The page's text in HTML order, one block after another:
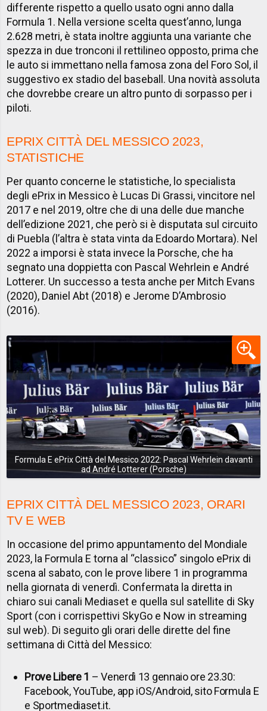
differente rispetto a quello usato ogni anno dalla
Formula 1. Nella versione scelta quest’anno, lunga
2.628 metri, è stata inoltre aggiunta una variante che
spezza in due tronconi il rettilineo opposto, prima che
le auto si immettano nella famosa zona del Foro Sol, il
suggestivo ex stadio del baseball. Una novità assoluta
che dovrebbe creare un altro punto di sorpasso per i
piloti.
EPRIX CITTÀ DEL MESSICO 2023,
STATISTICHE
Per quanto concerne le statistiche, lo specialista
degli ePrix in Messico è Lucas Di Grassi, vincitore nel
2017 e nel 2019, oltre che di una delle due manche
dell’edizione 2021, che però si è disputata sul circuito
di Puebla (l’altra è stata vinta da Edoardo Mortara). Nel
2022 a imporsi è stata invece la Porsche, che ha
segnato una doppietta con Pascal Wehrlein e André
Lotterer. Un successo a testa anche per Mitch Evans
(2020), Daniel Abt (2018) e Jerome D’Ambrosio
(2016).
Formula E ePrix Città del Messico 2022: Pascal Wehrlein davanti
ad André Lotterer (Porsche)
EPRIX CITTÀ DEL MESSICO 2023, ORARI
TV E WEB
In occasione del primo appuntamento del Mondiale
2023, la Formula E torna al “classico” singolo ePrix di
scena al sabato, con le prove libere 1 in programma
nella giornata di venerdì. Confermata la diretta in
chiaro sui canali Mediaset e quella sul satellite di Sky
Sport (con i corrispettivi SkyGo e Now in streaming
sul web). Di seguito gli orari delle dirette del fine
settimana di Città del Messico:
Prove Libere 1 – Venerdì 13 gennaio ore 23.30:
Facebook, YouTube, app iOS/Android, sito Formula E
e Sportmediaset.it.